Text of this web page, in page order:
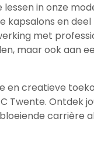
in onze
kapsalons en
met
maar ook aan
en creatieve
Twente. Ontdek
carrière